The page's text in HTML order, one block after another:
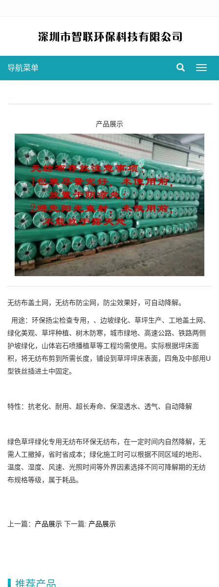
导航菜单
产品展示
无纺布盖土网，无纺布防尘网，防尘效果好，可自动降解。
用途：环保扬尘检查专用，、边坡绿化、草坪生产、工地盖土网、
绿化美观、草坪种植、树木防寒，城市绿地、高速公路、铁路两侧
护坡绿化，山体岩石喷播植草等工程均需使用。实际根据坪床面
积，将无纺布剪到所需长度，铺设到草坪坪床表面，四角及中部用U
型铁丝插进土中固定。
特性：抗老化、耐用、超长寿命、保湿透水、透气、自动降解
绿色草坪绿化专用无纺布环保无纺布，在一定时间内自然降解，无
需人工撤掉，省时省成本；绿化施工时可以根据不同区域的地形、
温度、湿度、风速、光照时间等外界因素选择不同可降解期的无纺
布规格等级，属于耗品。
上一篇： 产品展示 下一篇: 产品展示
推荐产品